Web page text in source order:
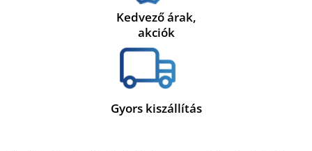
Kedvező árak,
akciók
Gyors kiszállítás